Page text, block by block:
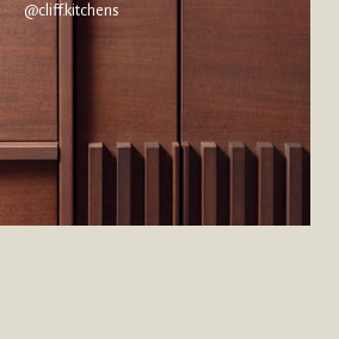
@cliff.kitchens